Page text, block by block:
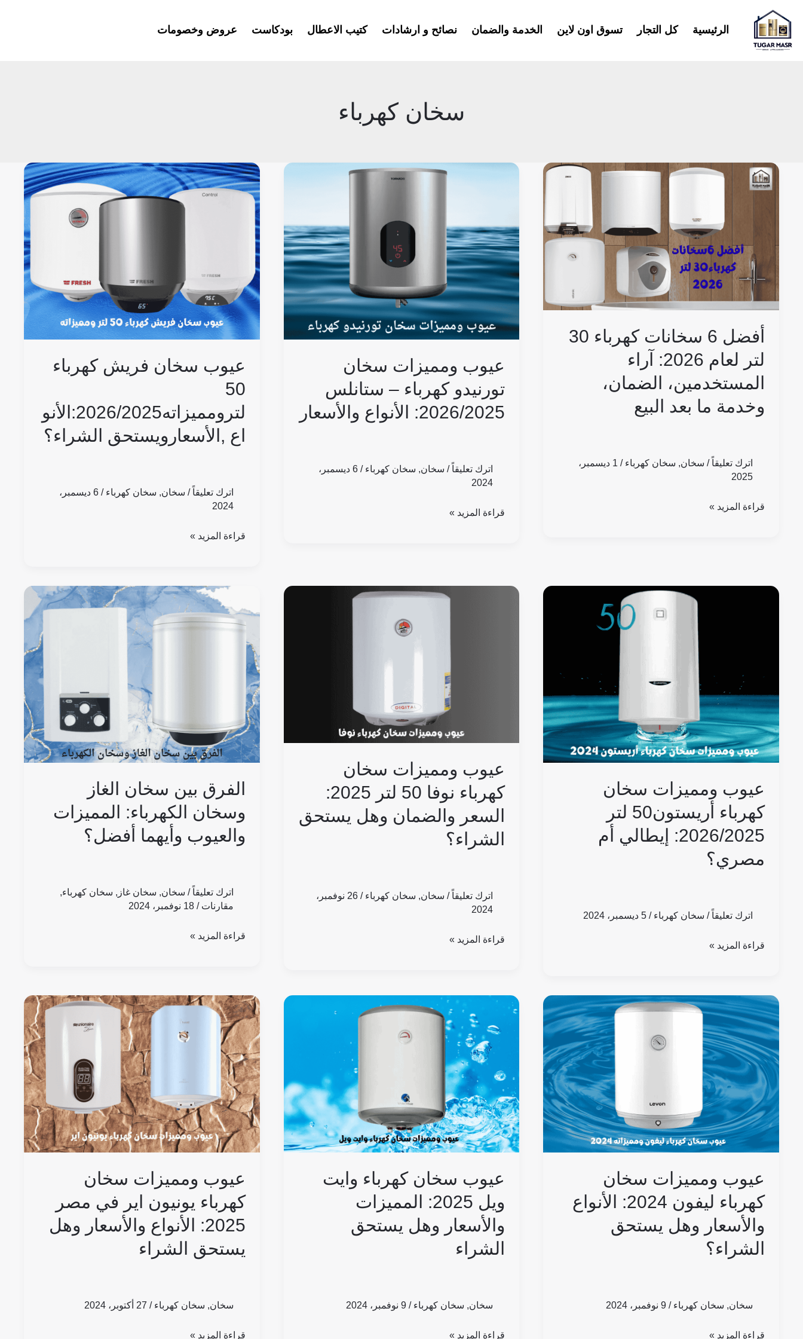
إلى
المحتوى
الرئيسية كل التجار تسوق اون لاين الخدمة والضمان نصائح و ارشادات كتيب الاعطال بودكاست عروض وخصومات
سخان كهرباء
أفضل 6 سخانات كهرباء 30
لتر لعام 2026: آراء
المستخدمين، الضمان،
وخدمة ما بعد البيع
اترك تعليقاً / سخان, سخان كهرباء /
1 ديسمبر،
2025
أفضل
6
لتر
لعام
2026:
آراء
المستخدمين،
الضمان،
وخدمة
ما
البيع
قراءة المزيد »
عيوب ومميزات سخان
تورنيدو كهرباء – ستانلس
2026/2025: الأنواع والأسعار
اترك تعليقاً / سخان, سخان كهرباء /
6 ديسمبر،
2024
كهرباء
–
ستانلس
2026/2025:
الأنواع
والأسعار
قراءة المزيد »
عيوب سخان فريش كهرباء
50
لترومميزاته2026/2025:الأنو
اع ,الأسعارويستحق الشراء؟
اترك تعليقاً / سخان, سخان كهرباء /
6 ديسمبر،
2024
عيوب
سخان
,الأسعارويستحق
الشراء؟
قراءة المزيد »
عيوب ومميزات سخان
كهرباء أريستون50 لتر
2026/2025: إيطالي أم
مصري؟
اترك تعليقاً / سخان كهرباء / 5 ديسمبر، 2024
لتر
2026/2025:
إيطالي
أم
مصري؟
قراءة المزيد »
عيوب ومميزات سخان
كهرباء نوفا 50 لتر 2025:
السعر والضمان وهل يستحق
الشراء؟
اترك تعليقاً / سخان, سخان كهرباء /
26 نوفمبر،
2024
وهل
يستحق
الشراء؟
قراءة المزيد »
الفرق بين سخان الغاز
وسخان الكهرباء: المميزات
والعيوب وأيهما أفضل؟
اترك تعليقاً / سخان, سخان غاز , سخان كهرباء,
مقارنات /18 نوفمبر، 2024
بين
سخان
المميزات
والعيوب
وأيهما
أفضل؟
قراءة المزيد »
عيوب ومميزات سخان
كهرباء ليفون 2024: الأنواع
والأسعار وهل يستحق
الشراء؟
سخان, سخان كهرباء / 9 نوفمبر، 2024
عيوب
ومميزات
سخان
كهرباء
ليفون
2024:
الأنواع
والأسعار
الشراء؟
قراءة المزيد »
عيوب سخان كهرباء وايت
ويل 2025: المميزات
والأسعار وهل يستحق
الشراء
سخان, سخان كهرباء / 9 نوفمبر، 2024
عيوب
كهرباء
وايت
ويل
2025:
المميزات
والأسعار
وهل
الشراء
قراءة المزيد »
عيوب ومميزات سخان
كهرباء يونيون اير في مصر
2025: الأنواع والأسعار وهل
يستحق الشراء
سخان, سخان كهرباء / 27 أكتوبر، 2024
عيوب
ومميزات
سخان
كهرباء
يونيون
اير
في
مصر
2025:
والأسعار
وهل
يستحق
الشراء
قراءة المزيد »